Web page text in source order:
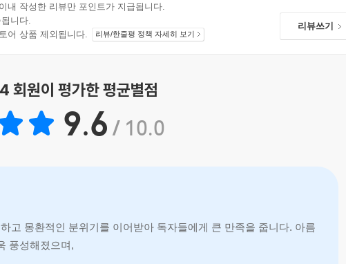
내 작성한 리뷰만 포인트가 지급됩니다.
니다.
어 상품 제외됩니다.
리뷰/한줄평 정책 자세히 보기
리뷰쓰기
회원이 평가한 평균별점
9.6 / 10.0
고 몽환적인 분위기를 이어받아 독자들에게 큰 만족을 줍니다. 아름
성해졌으며, 주인공들의 관계 발전이 인상적입니다. 텐신의 츤데